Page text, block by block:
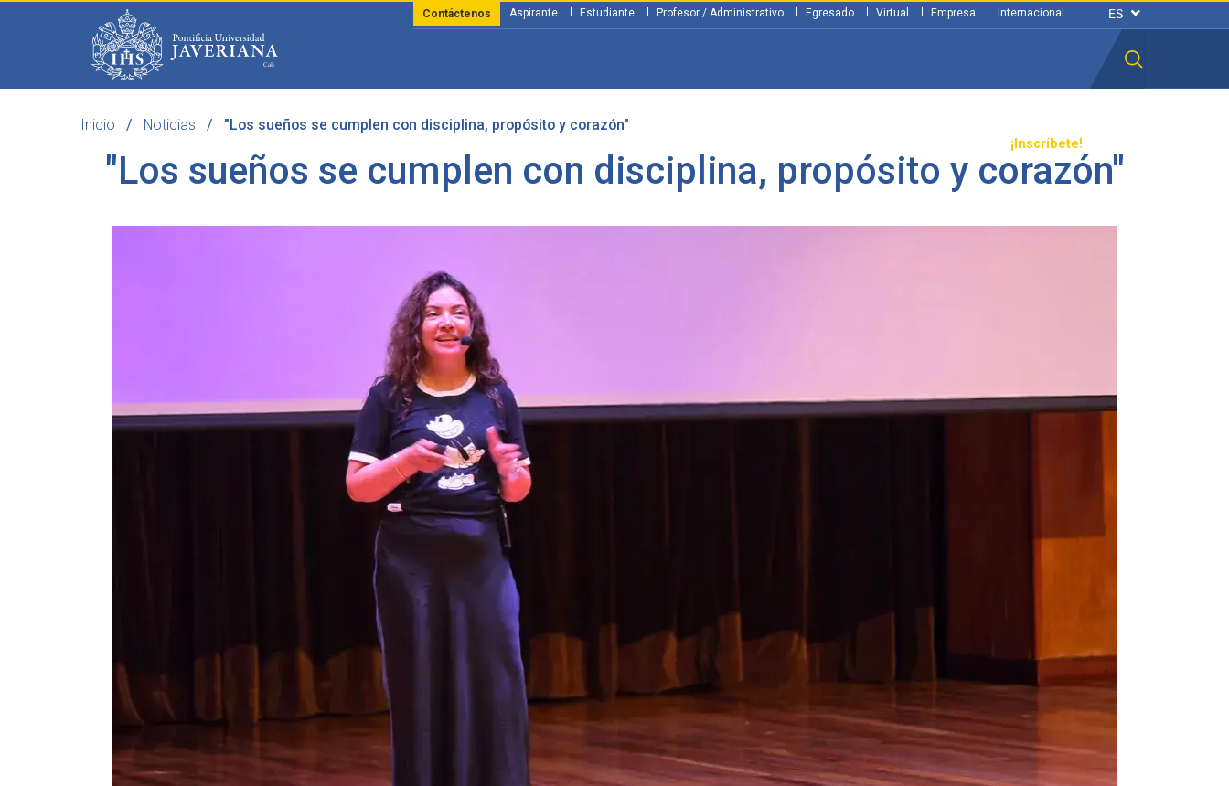
¡Inscríbete!
Aspirante Estudiante Profesor / Administrativo Egresado Virtual Empresa Internacional
Contáctenos
Inicio Noticias "Los sueños se cumplen con disciplina, propósito y corazón"
"Los sueños se cumplen con disciplina, propósito y corazón"